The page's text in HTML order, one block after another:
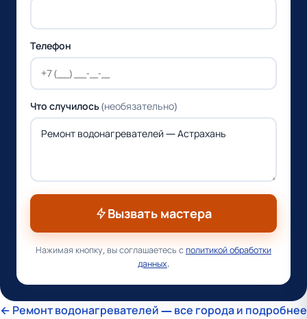
Телефон
Что случилось(необязательно)
Вызвать мастера
Нажимая кнопку, вы соглашаетесь сполитикой обработки
данных.
← Ремонт водонагревателей — все города и подробнее